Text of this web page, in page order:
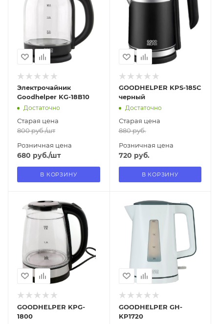
В наличии в пункте
самовывоза
Электрочайник
Goodhelper KG-18В10
Достаточно
Старая цена
800руб./шт
Розничная цена
680 руб./шт
В КОРЗИНУ
В наличии в пункте
самовывоза
Нет
GOODHELPER KPS-185C
черный
Достаточно
Старая цена
880руб.
Розничная цена
720 руб.
В КОРЗИНУ
Отправим
13.08.2026
В наличии в пункте
GOODHELPER KPG-
1800
Отправим
13.08.2026
В наличии в пункте
самовывоза
Нет
GOODHELPER GH-
KP1720